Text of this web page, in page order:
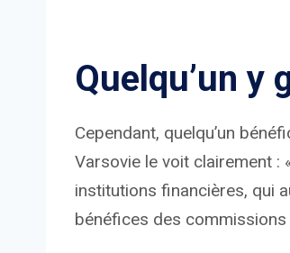
Quelqu’un y
Cependant, quelqu’un
Varsovie le voit clairement :
institutions financières, qui
bénéfices des